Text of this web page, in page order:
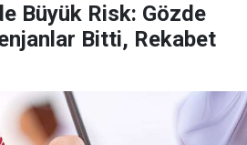
Büyük Risk: Gözde
Bitti, Rekabet